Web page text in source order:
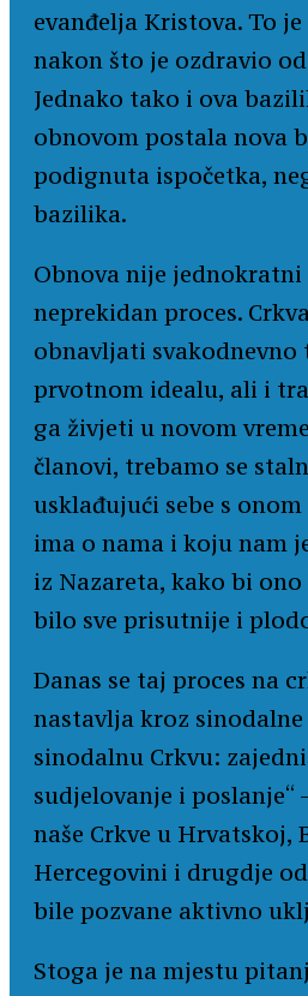
evanđelja Kristova. To
nakon što je ozdravio
Jednako tako i ova
obnovom postala nova
podignuta ispočetka,
bazilika.
Obnova nije jednokratni
neprekidan proces.
obnavljati svakodnevno
prvotnom idealu, ali i
ga živjeti u novom
članovi, trebamo se
usklađujući sebe s
ima o nama i koju nam
iz Nazareta, kako bi ono
bilo sve prisutnije i
Danas se taj proces na
nastavlja kroz sinodalne
sinodalnu Crkvu:
sudjelovanje i poslanje“
naše Crkve u Hrvatskoj,
Hercegovini i drugdje
bile pozvane aktivno
Stoga je na mjestu